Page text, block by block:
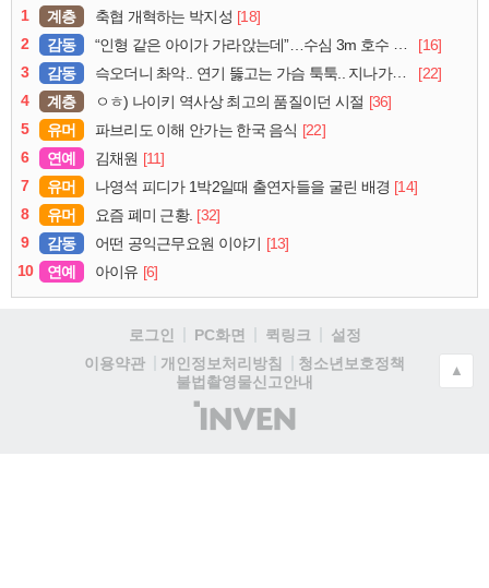
1 계층 축협 개혁하는 박지성 [18]
2
감동 “인형 같은 아이가 가라앉는데”…수심 3m 호수 뛰어든 60대 의인
[16]
3
감동 슥오더니 촤악.. 연기 뚫고는 가슴 툭툭.. 지나가던 아재의 정체
[22]
4
계층 ㅇㅎ) 나이키 역사상 최고의 품질이던 시절 [36]
5
유머 파브리도 이해 안가는 한국 음식 [22]
6
연예 김채원 [11]
7
유머 나영석 피디가 1박2일때 출연자들을 굴린 배경 [14]
8
유머 요즘 폐미 근황. [32]
9
감동 어떤 공익근무요원 이야기
[13]
10
연예 아이유 [6]
로그인 PC화면 퀵링크
설정
이용약관
개인정보처리방침
청소년보호정책
불법촬영물신고안내
(주)
인
▲